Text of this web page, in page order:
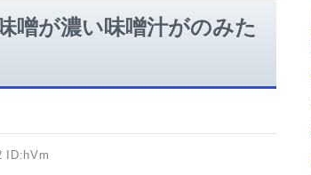
噌が濃い味噌汁がのみた
ID:hVm